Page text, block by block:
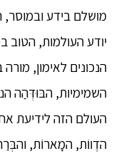
מושלם בידע
יודע העולמות,
הנכונים לאימון, מורה
השמימיות, הבּוּדְּהַה
העולם הזה לידיעת
הדֶווֹת, המָארוֹת,